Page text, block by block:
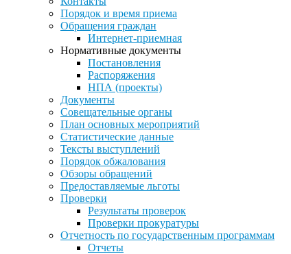
Порядок и время приема
Обращения граждан
Интернет-приемная
Нормативные документы
Постановления
Распоряжения
НПА (проекты)
Документы
Совещательные органы
План основных мероприятий
Статистические данные
Тексты выступлений
Порядок обжалования
Обзоры обращений
Предоставляемые льготы
Проверки
Результаты проверок
Проверки прокуратуры
Отчетность по государственным программам
Отчеты